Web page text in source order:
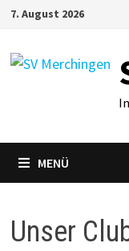
Zum
springen
7. August 2026
MENÜ
Unser